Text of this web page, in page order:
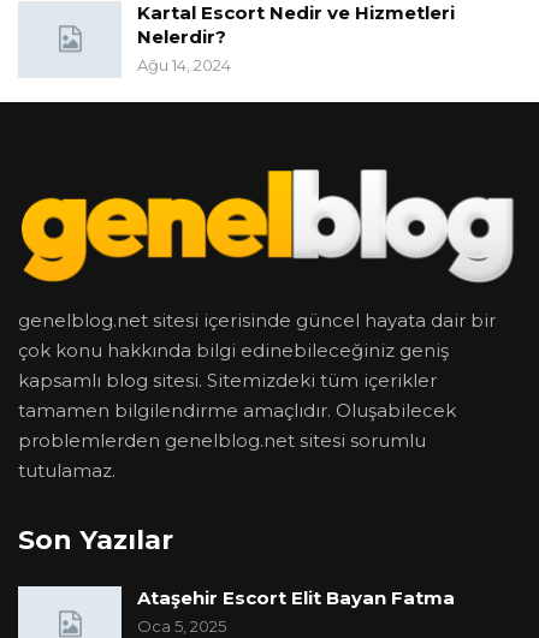
Kartal Escort Nedir ve Hizmetleri
Nelerdir?
Ağu 14, 2024
genelblog.net sitesi içerisinde güncel hayata dair bir
çok konu hakkında bilgi edinebileceğiniz geniş
kapsamlı blog sitesi. Sitemizdeki tüm içerikler
tamamen bilgilendirme amaçlıdır. Oluşabilecek
problemlerden genelblog.net sitesi sorumlu
tutulamaz.
Son Yazılar
Ataşehir Escort Elit Bayan Fatma
Oca 5, 2025